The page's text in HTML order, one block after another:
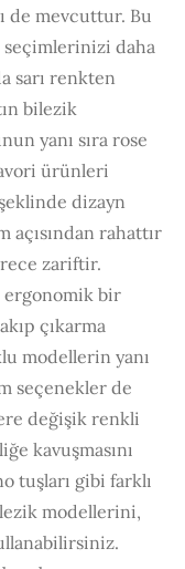
de mevcuttur. Bu
seçimlerinizi daha
sarı renkten
bilezik
yanı sıra rose
ürünleri
dizayn
açısından rahattır
zariftir.
ergonomik bir
çıkarma
modellerin yanı
seçenekler de
değişik renkli
kavuşmasını
tuşları gibi farklı
modellerini,